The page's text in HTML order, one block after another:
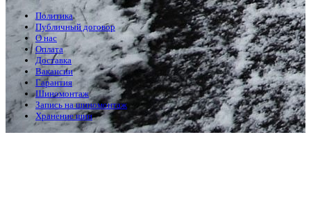
Политика
Публичный договор
О нас
Оплата
Доставка
Вакансии
Гарантия
Шиномонтаж
Запись на шиномонтаж
Хранение шин